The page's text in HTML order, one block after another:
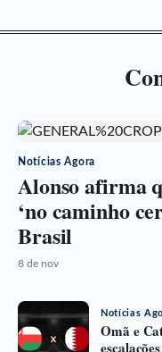
Notícias Agora
Alonso afirma
‘no caminho
Brasil
8 de nov
Notícias
Omã e